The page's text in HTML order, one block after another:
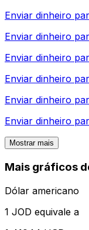
Enviar dinheiro
Enviar dinheiro
Enviar dinheiro
Enviar dinheiro
Enviar dinheiro
Enviar dinheiro
Mostrar mais
Mais gráficos
Dólar americano
1 JOD equivale a